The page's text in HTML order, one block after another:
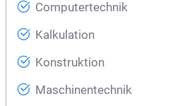
Computertechnik
Kalkulation
Konstruktion
Maschinentechnik